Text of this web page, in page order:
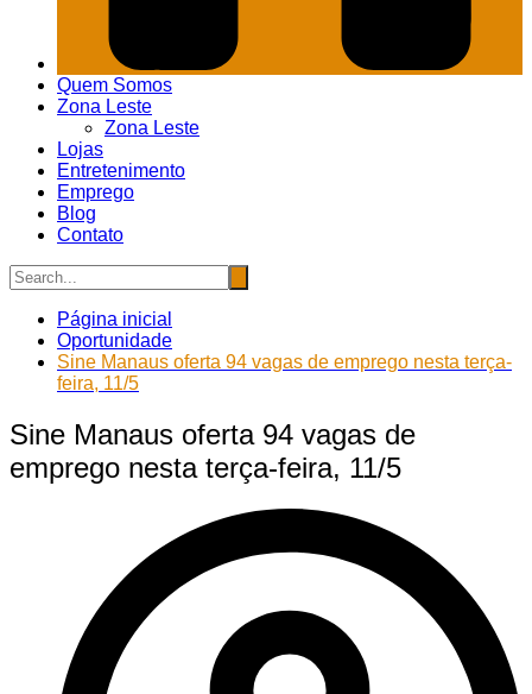
Quem Somos
Zona Leste
Zona Leste
Lojas
Entretenimento
Emprego
Blog
Contato
Página inicial
Oportunidade
Sine Manaus oferta 94 vagas de emprego nesta terça-
feira, 11/5
Sine Manaus oferta 94 vagas de
emprego nesta terça-feira, 11/5